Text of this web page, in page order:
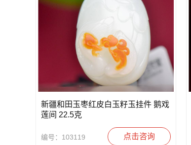
新疆和田玉枣红皮白玉籽玉挂件 鹅戏
莲间 22.5克
编号：103119 点击咨询